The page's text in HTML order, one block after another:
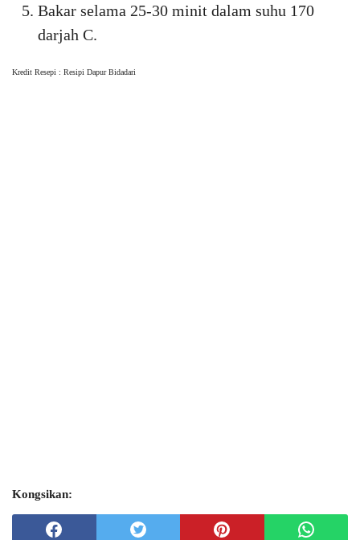
Bakar selama 25-30 minit dalam suhu 170
darjah C.
Kredit Resepi : Resipi Dapur Bidadari
Kongsikan: